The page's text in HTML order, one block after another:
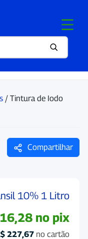
/ Tintura de Iodo
Compartilhar
10% 1 Litro
no pix
227,67 no cartão